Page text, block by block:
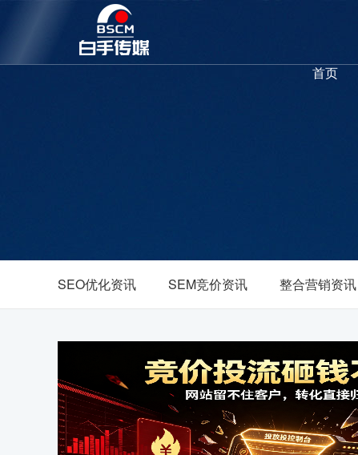
首页
SEO优化资讯 SEM竞价资讯 整合营销资讯